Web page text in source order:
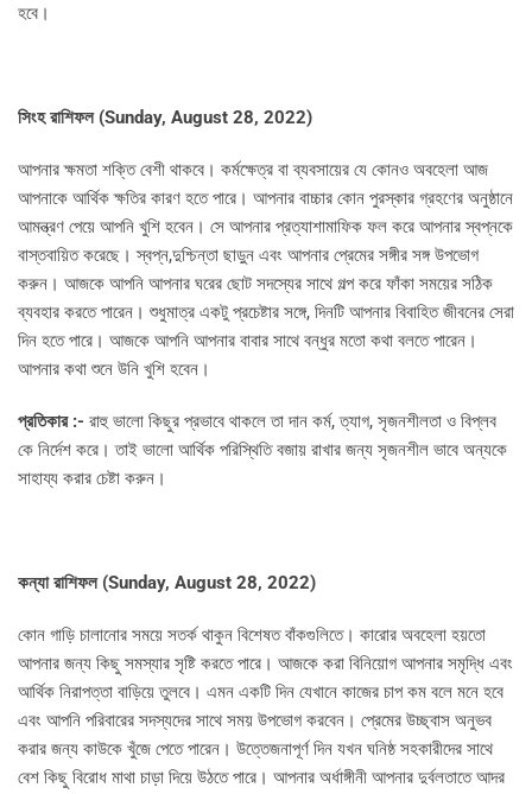
হবে।
সিংহ রাশিফল (Sunday, August 28, 2022)
আপনার ক্ষমতা শক্তি বেশী থাকবে। কর্মক্ষেত্র বা ব্যবসায়ের যে কোনও অবহেলা আজ
আপনাকে আর্থিক ক্ষতির কারণ হতে পারে। আপনার বাচ্চার কোন পুরস্কার গ্রহণের অনুষ্ঠানে
আমন্ত্রণ পেয়ে আপনি খুশি হবেন। সে আপনার প্রত্যাশামাফিক ফল করে আপনার স্বপ্নকে
বাস্তবায়িত করেছে। স্বপ্ন,দুশ্চিন্তা ছাড়ুন এবং আপনার প্রেমের সঙ্গীর সঙ্গ উপভোগ
করুন। আজকে আপনি আপনার ঘরের ছোট সদস্যের সাথে গল্প করে ফাঁকা সময়ের সঠিক
ব্যবহার করতে পারেন। শুধুমাত্র একটু প্রচেষ্টার সঙ্গে, দিনটি আপনার বিবাহিত জীবনের সেরা
দিন হতে পারে। আজকে আপনি আপনার বাবার সাথে বন্ধুর মতো কথা বলতে পারেন।
আপনার কথা শুনে উনি খুশি হবেন।
প্রতিকার :- রাহু ভালো কিছুর প্রভাবে থাকলে তা দান কর্ম, ত্যাগ, সৃজনশীলতা ও বিপ্লব
কে নির্দেশ করে। তাই ভালো আর্থিক পরিস্থিতি বজায় রাখার জন্য সৃজনশীল ভাবে অন্যকে
সাহায্য করার চেষ্টা করুন।
কন্যা রাশিফল (Sunday, August 28, 2022)
কোন গাড়ি চালানোর সময়ে সতর্ক থাকুন বিশেষত বাঁকগুলিতে। কারোর অবহেলা হয়তো
আপনার জন্য কিছু সমস্যার সৃষ্টি করতে পারে। আজকে করা বিনিয়োগ আপনার সমৃদ্ধি এবং
আর্থিক নিরাপত্তা বাড়িয়ে তুলবে। এমন একটি দিন যেখানে কাজের চাপ কম বলে মনে হবে
এবং আপনি পরিবারের সদস্যদের সাথে সময় উপভোগ করবেন। প্রেমের উচ্ছ্বাস অনুভব
করার জন্য কাউকে খুঁজে পেতে পারেন। উত্তেজনাপূর্ণ দিন যখন ঘনিষ্ঠ সহকারীদের সাথে
বেশ কিছু বিরোধ মাথা চাড়া দিয়ে উঠতে পারে। আপনার অর্ধাঙ্গীনী আপনার দুর্বলতাতে আদর